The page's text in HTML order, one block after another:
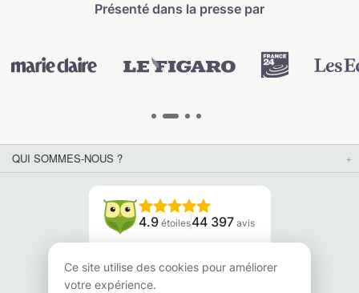
Présenté dans la presse par
QUI SOMMES-NOUS ?
4.9 étoiles44 397 avis
Lisez nos avis
Ce site utilise des cookies pour améliorer
votre expérience.